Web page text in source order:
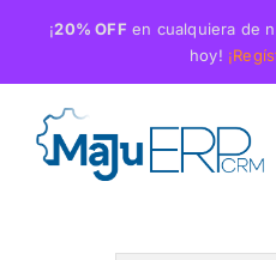
contenido
¡20% OFF en cualquiera de
hoy!